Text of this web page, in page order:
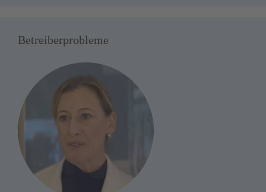
Betreiberprobleme